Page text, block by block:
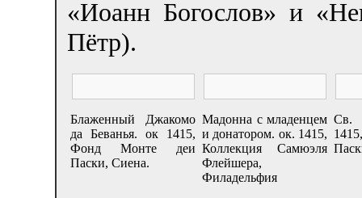
«Иоанн Богослов» и
Пётр).
Блаженный Джакомо
да Беванья. ок 1415,
Фонд Монте деи
Паски, Сиена.
Мадонна с младенцем
и донатором. ок. 1415,
Коллекция Самюэля
Флейшера,
Филадельфия
Св.